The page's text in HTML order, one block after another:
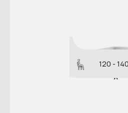
120 - 140